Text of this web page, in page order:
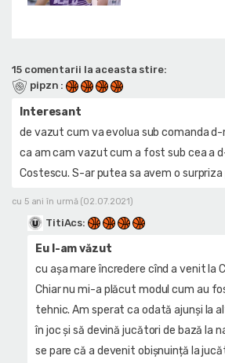
15 comentarii la aceasta stire:
pipzn :
Interesant
de vazut cum va evolua sub comanda d-
ca am cam vazut cum a fost sub cea a
Costescu. S-ar putea sa avem o
cu 5 ani în urmă (02.07.2021)
TitiAcs:
Eu l-am văzut
cu așa mare încredere cînd a venit la
Chiar nu mi-a plăcut modul cum au
tehnic. Am sperat ca odată ajunși la
în joc și să devină jucători de bază la
se pare că a devenit obișnuință la